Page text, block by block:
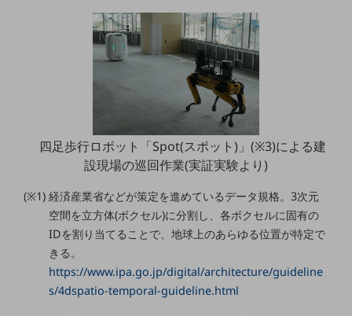
業務効率化
職場環境整備
地域共創・地方創生
セキュリティ対策
四足歩行ロボット「Spot(スポット)」(※3)による建
設現場の巡回作業(実証実験より)
(※1) 経済産業省などが策定を進めているデータ規格。3次元
空間を立方体(ボクセル)に分割し、各ボクセルに固有の
IDを割り当てることで、地球上のあらゆる位置が特定で
きる。
https://www.ipa.go.jp/digital/architecture/guideline
s/4dspatio-temporal-guideline.html